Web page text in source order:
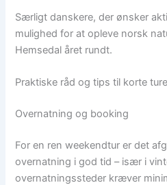
Særligt danskere, der ønsker
mulighed for at opleve norsk
Hemsedal året rundt.
Praktiske råd og tips til korte ture
Overnatning og booking
For en ren weekendtur er det
overnatning i god tid – især i
overnatningssteder kræver